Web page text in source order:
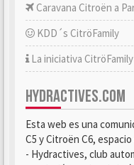
Caravana Citroën a
KDD´s CitröFamily
La iniciativa CitröFamily
HYDRACTIVES.COM
Esta web es una
C5 y Citroën C6,
- Hydractives, club